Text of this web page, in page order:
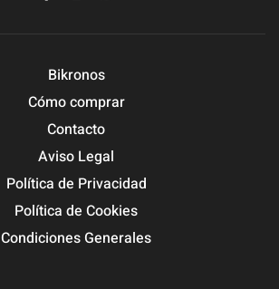
Bikronos
Cómo comprar
Contacto
Aviso Legal
Política de Privacidad
Política de Cookies
Condiciones Generales